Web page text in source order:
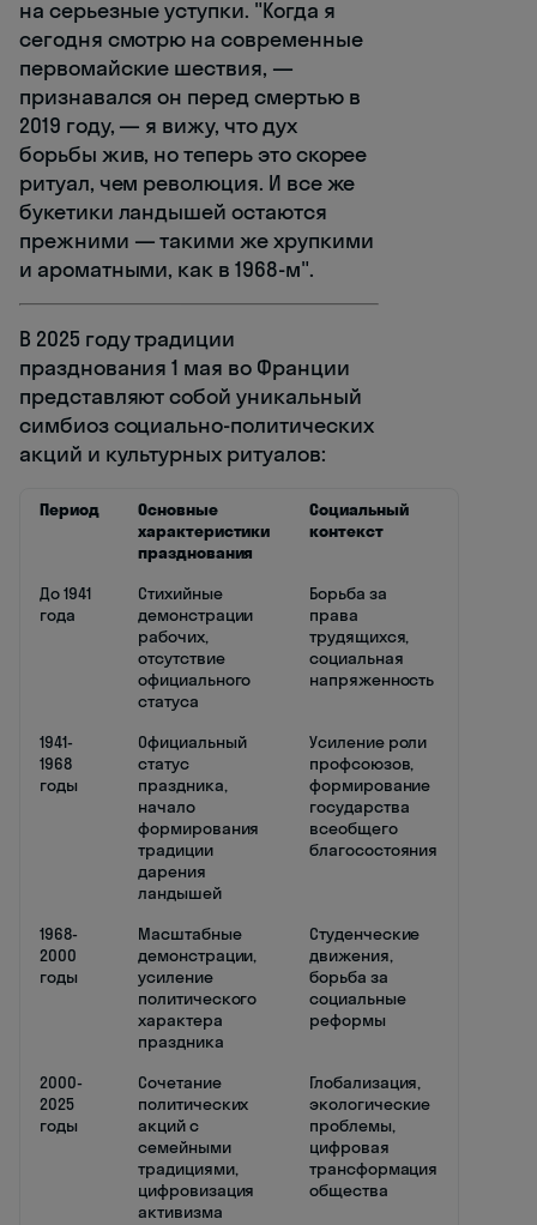
на серьезные уступки. "Когда я
сегодня смотрю на современные
первомайские шествия, —
признавался он перед смертью в
2019 году, — я вижу, что дух
борьбы жив, но теперь это скорее
ритуал, чем революция. И все же
букетики ландышей остаются
прежними — такими же хрупкими
и ароматными, как в 1968-м".
В 2025 году традиции
празднования 1 мая во Франции
представляют собой уникальный
симбиоз социально-политических
акций и культурных ритуалов:
Период
Основные
характеристики
празднования
Социальный
контекст
До 1941
года
Стихийные
демонстрации
рабочих,
отсутствие
официального
статуса
Борьба за
права
трудящихся,
социальная
напряженность
1941-
1968
годы
Официальный
статус
праздника,
начало
формирования
традиции
дарения
ландышей
Усиление роли
профсоюзов,
формирование
государства
всеобщего
благосостояния
1968-
2000
годы
Масштабные
демонстрации,
усиление
политического
характера
праздника
Студенческие
движения,
борьба за
социальные
реформы
2000-
2025
годы
Сочетание
политических
акций с
семейными
традициями,
цифровизация
активизма
Глобализация,
экологические
проблемы,
цифровая
трансформация
общества